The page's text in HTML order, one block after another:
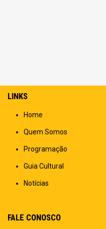
LINKS
Home
Quem Somos
Programação
Guia Cultural
Notícias
FALE CONOSCO